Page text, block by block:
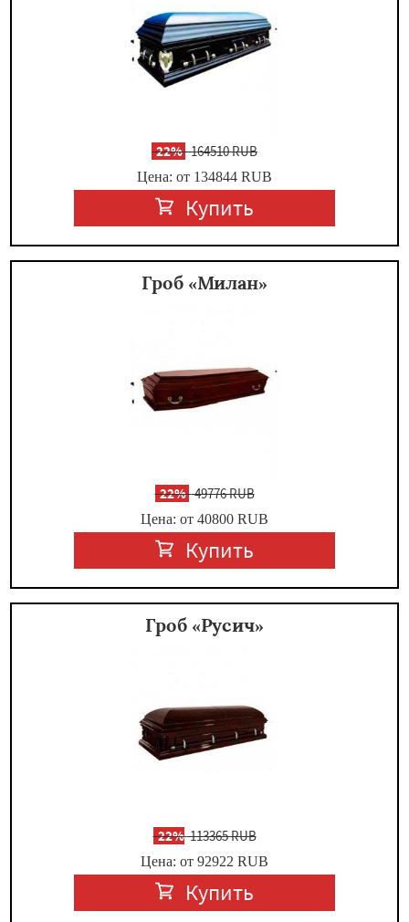
-22%164510 RUB
Цена: от 134844 RUB
Купить
Гроб «Милан»
-22%49776 RUB
Цена: от 40800 RUB
Купить
Гроб «Русич»
-22%113365 RUB
Цена: от 92922 RUB
Купить